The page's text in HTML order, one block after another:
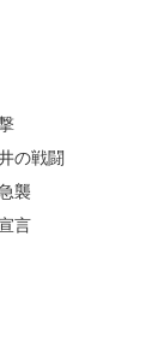
の戦闘
襲
言